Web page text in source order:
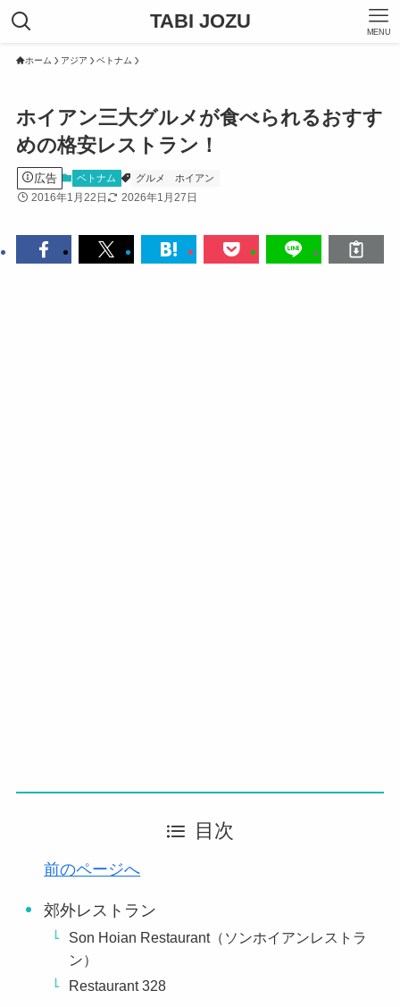
TABI JOZU MENU
ホーム アジア ベトナム
ホイアン三大グルメが食べられるおすす
めの格安レストラン！
広告 ベトナム グルメ ホイアン
2016年1月22日 2026年1月27日
目次
前のページへ
郊外レストラン
Son Hoian Restaurant（ソンホイアンレストラ
ン）
Restaurant 328